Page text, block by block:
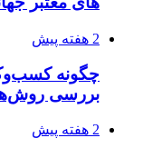
2 هفته پیش
چگونه
بررسی
2 هفته پیش